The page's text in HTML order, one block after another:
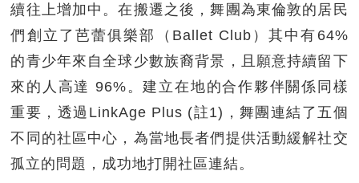
續往上增加中。在搬遷之後，舞團為東倫敦的居民
們創立了芭蕾俱樂部（Ballet Club）其中有64%
的青少年來自全球少數族裔背景，且願意持續留下
來的人高達 96%。建立在地的合作夥伴關係同樣
重要，透過LinkAge Plus (註1)，舞團連結了五個
不同的社區中心，為當地長者們提供活動緩解社交
孤立的問題，成功地打開社區連結。